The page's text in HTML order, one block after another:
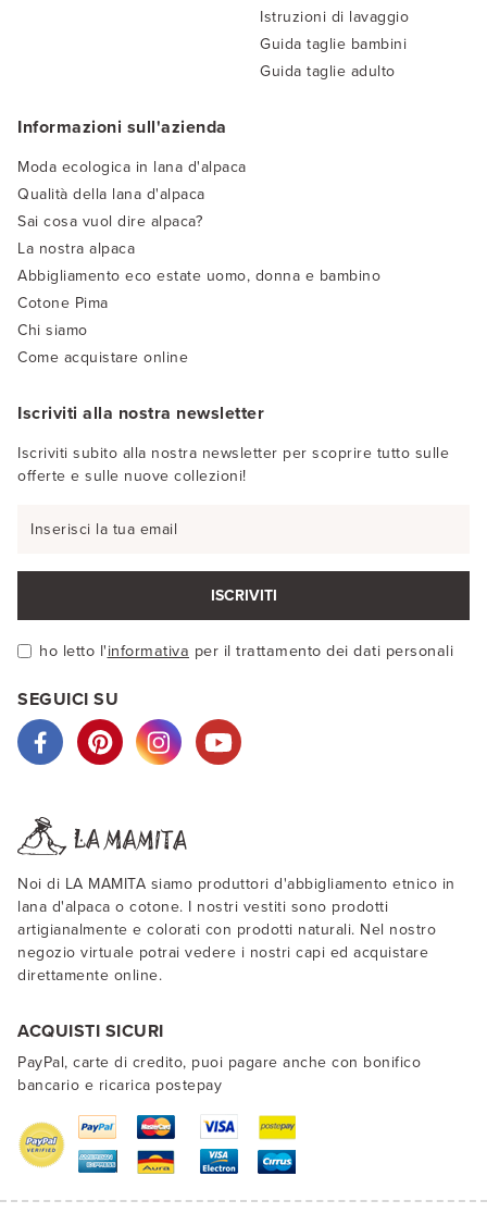
Informazioni sull'azienda
Moda ecologica in lana d'alpaca
Qualità della lana d'alpaca
Sai cosa vuol dire alpaca?
La nostra alpaca
Abbigliamento eco estate uomo, donna e bambino
Cotone Pima
Chi siamo
Come acquistare online
Istruzioni di lavaggio
Guida taglie bambini
Guida taglie adulto
Iscriviti alla nostra newsletter
Iscriviti subito alla nostra newsletter per scoprire tutto sulle
offerte e sulle nuove collezioni!
ISCRIVITI
ho letto l'informativa per il trattamento dei dati personali
SEGUICI SU
Noi di LA MAMITA siamo produttori d'abbigliamento etnico in
lana d'alpaca o cotone. I nostri vestiti sono prodotti
artigianalmente e colorati con prodotti naturali. Nel nostro
negozio virtuale potrai vedere i nostri capi ed acquistare
direttamente online.
ACQUISTI SICURI
PayPal, carte di credito, puoi pagare anche con bonifico
bancario e ricarica postepay